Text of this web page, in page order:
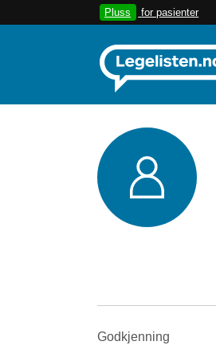
Pluss for pasienter
Godkjenning